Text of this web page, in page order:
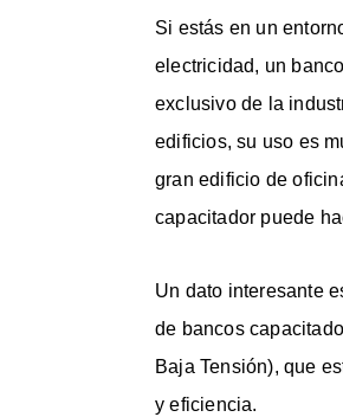
Si estás en un
electricidad, un
exclusivo de la
edificios, su uso es
gran edificio de
capacitador puede
Un dato interesante
de bancos
Baja Tensión), que
y eficiencia.